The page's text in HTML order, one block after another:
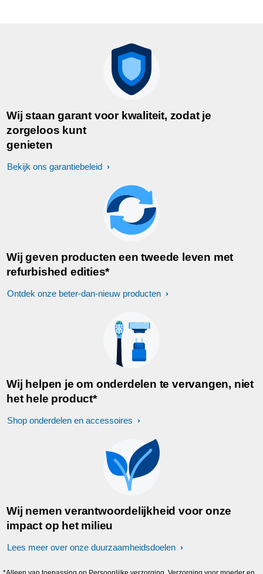
Wij staan garant voor kwaliteit, zodat je
zorgeloos kunt
genieten
Bekijk ons garantiebeleid
Wij geven producten een tweede leven met
refurbished edities*
Ontdek onze beter-dan-nieuw producten
Wij helpen je om onderdelen te vervangen, niet
het hele product*
Shop onderdelen en accessoires
Wij nemen verantwoordelijkheid voor onze
impact op het milieu
Lees meer over onze duurzaamheidsdoelen